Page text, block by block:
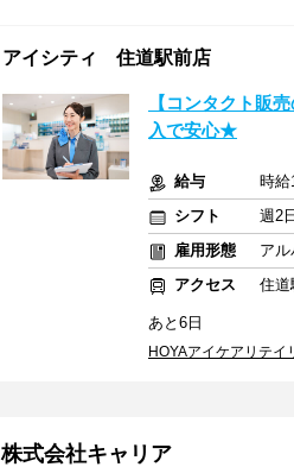
アイシティ 住道駅前店
【コンタクト販
入で安心★
給与
時給
シフト
週2
雇用形態
アル
アクセス
住道
あと6日
HOYAアイケアリテ
株式会社キャリア